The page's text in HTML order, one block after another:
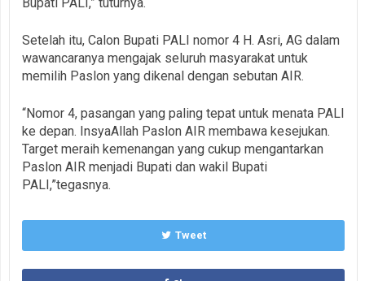
Setelah itu, Calon Bupati PALI nomor 4 H. Asri, AG dalam
wawancaranya mengajak seluruh masyarakat untuk
memilih Paslon yang dikenal dengan sebutan AIR.
“Nomor 4, pasangan yang paling tepat untuk menata PALI
ke depan. InsyaAllah Paslon AIR membawa kesejukan.
Target meraih kemenangan yang cukup mengantarkan
Paslon AIR menjadi Bupati dan wakil Bupati
PALI,”tegasnya.
Tweet